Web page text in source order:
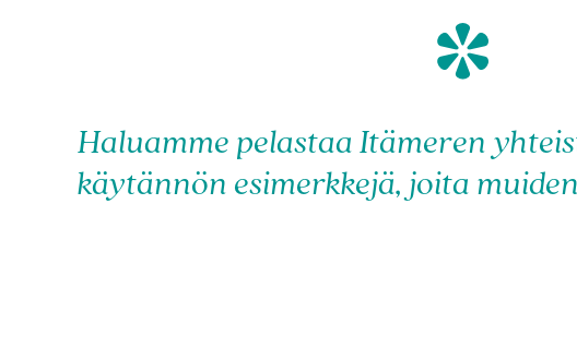
*
Haluamme pelastaa Itämeren
käytännön esimerkkejä, joita